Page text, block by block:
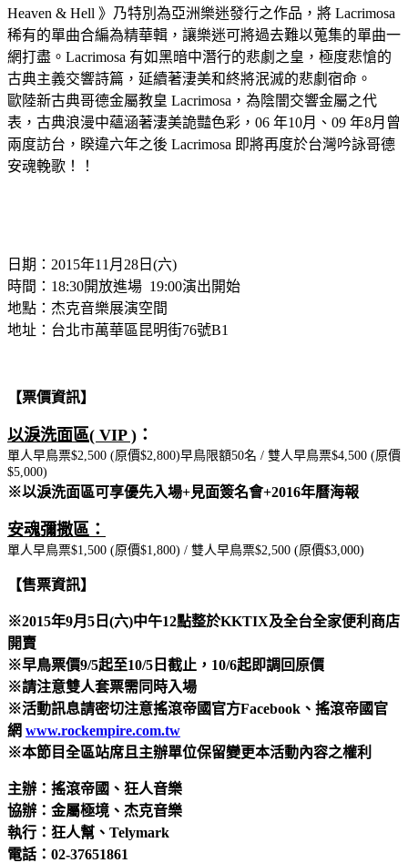
Heaven & Hell 》乃特別為亞洲樂迷發行之作品，將 Lacrimosa
稀有的單曲合編為精華輯，讓樂迷可將過去難以蒐集的單曲一
網打盡。Lacrimosa 有如黑暗中潛行的悲劇之皇，極度悲愴的
古典主義交響詩篇，延續著淒美和終將泯滅的悲劇宿命。
歐陸新古典哥德金屬教皇 Lacrimosa，為陰闇交響金屬之代
表，古典浪漫中蘊涵著淒美詭豔色彩，06 年10月、09 年8月曾
兩度訪台，睽違六年之後 Lacrimosa 即將再度於台灣吟詠哥德
安魂輓歌！！
日期：2015年11月28日(六)
時間：18:30開放進場 19:00演出開始
地點：杰克音樂展演空間
地址：台北市萬華區昆明街76號B1
【票價資訊】
以淚洗面區( VIP ) ：
單人早鳥票$2,500 (原價$2,800)早鳥限額50名 / 雙人早鳥票$4,500 (原價
$5,000)
※以淚洗面區可享優先入場+見面簽名會+2016年曆海報
安魂彌撒區：
單人早鳥票$1,500 (原價$1,800) / 雙人早鳥票$2,500 (原價$3,000)
【售票資訊】
※2015年9月5日(六)中午12點整於KKTIX及全台全家便利商店
開賣
※早鳥票價9/5起至10/5日截止，10/6起即調回原價
※請注意雙人套票需同時入場
※活動訊息請密切注意搖滾帝國官方Facebook、搖滾帝國官
網 www.rockempire.com.tw
※本節目全區站席且主辦單位保留變更本活動內容之權利
主辦：搖滾帝國、狂人音樂
協辦：金屬極境、杰克音樂
執行：狂人幫、Telymark
電話：02-37651861